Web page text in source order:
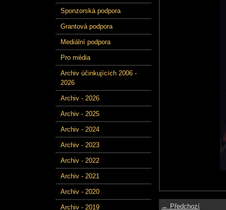
Sponzorská podpora
Grantová podpora
Mediální podpora
Pro média
Archiv účinkujících 2006 -
2026
Archiv - 2026
Archiv - 2025
Archiv - 2024
Archiv - 2023
Archiv - 2022
Archiv - 2021
Archiv - 2020
Archiv - 2019
← Předchozí